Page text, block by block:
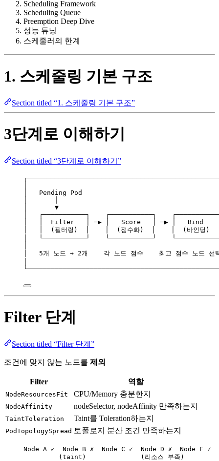
Scheduling Framework
Scheduling Queue
Preemption Deep Dive
성능 튜닝
스케줄러의 한계
1. 스케줄링 기본 구조
Section titled “1. 스케줄링 기본 구조”
3단계로 이해하기
Section titled “3단계로 이해하기”
│   Pending Pod
│       ▼
│   ┌───────────┐    ┌───────────┐
│   │  Filter   │ ─▶ │   Score   │ ─▶ │   Bind
│   │  (필터링)  │    │  (점수화)  │    │  (바인딩
│   └───────────┘    └───────────┘
│   5개 노드 → 2개    각 노드 점수    최고 점수 노드
Filter 단계
Section titled “Filter 단계”
조건에 맞지 않는 노드를 제외
Filter 역할
NodeResourcesFit CPU/Memory 충분한지
NodeAffinity nodeSelector, nodeAffinity 만족하는지
TaintToleration Taint를 Toleration하는지
PodTopologySpread 토폴로지 분산 조건 만족하는지
Node A ✓  Node B ✗  Node C ✓  Node D ✗  Node E ✓
(taint)              (리소스 부족)